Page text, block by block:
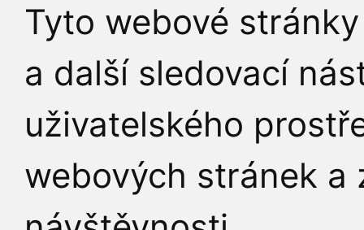
Tyto webové
a další sledovací
uživatelského
webových stránek a